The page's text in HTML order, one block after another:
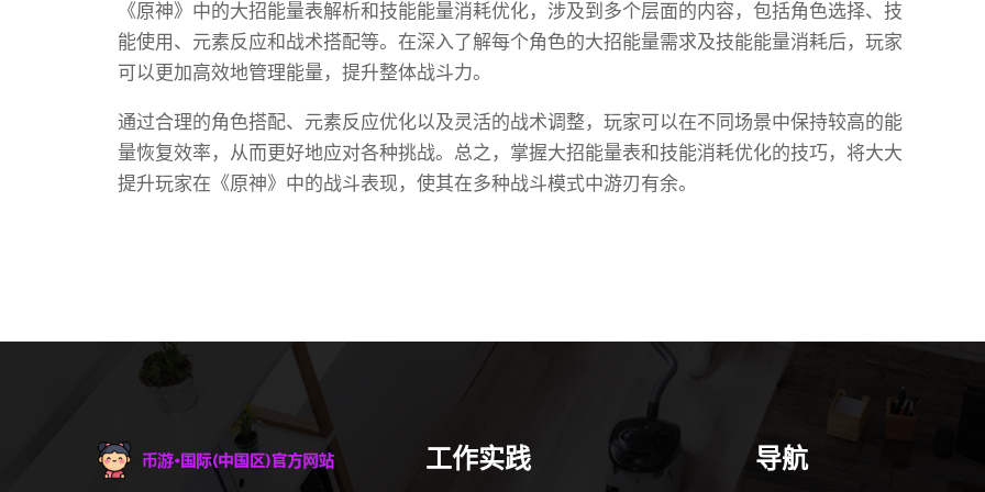
《原神》中的大招能量表解析和技能能量消耗优化，涉及到多个层面的内容，包括角色选择、技
能使用、元素反应和战术搭配等。在深入了解每个角色的大招能量需求及技能能量消耗后，玩家
可以更加高效地管理能量，提升整体战斗力。
通过合理的角色搭配、元素反应优化以及灵活的战术调整，玩家可以在不同场景中保持较高的能
量恢复效率，从而更好地应对各种挑战。总之，掌握大招能量表和技能消耗优化的技巧，将大大
提升玩家在《原神》中的战斗表现，使其在多种战斗模式中游刃有余。
工作实践 导航